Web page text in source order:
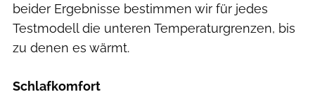
beider Ergebnisse bestimmen wir für jedes
Testmodell die unteren Temperaturgrenzen, bis
zu denen es wärmt.
Schlafkomfort